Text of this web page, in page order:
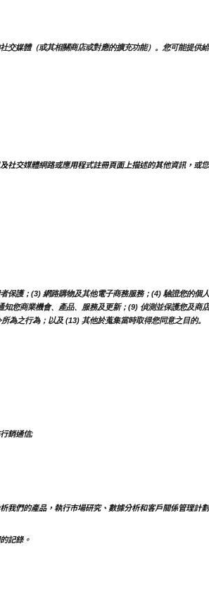
交媒體（或其相關商店或對應的擴充功能）。您可能提供
交媒體網路或應用程式註冊頁面上描述的其他資訊，或
護；(3) 網路購物及其他電子商務服務；(4) 驗證您的個
您商業機會、產品、服務及更新；(9) 偵測並保護您及商
為之行為；以及 (13) 其他於蒐集當時取得您同意之目的。
銷通信;
們的產品，執行市場研究、數據分析和客戶關係管理計
記錄。